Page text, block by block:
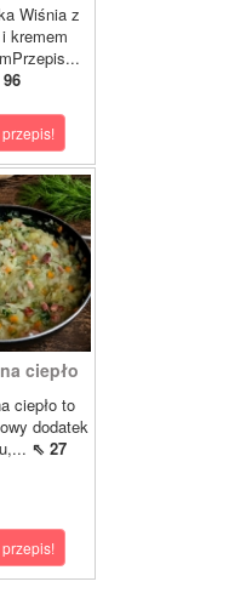
Wiśnia z
kremem
ciepło
ciepło to
dodatek
⇖ 27